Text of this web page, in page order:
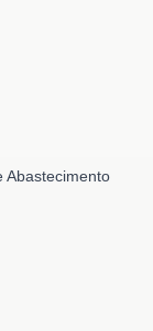
Abastecimento